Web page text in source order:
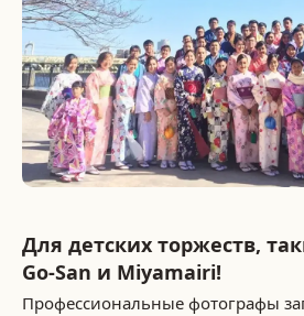
Для детских торжеств,
Go-San и Miyamairi!
Профессиональные фотографы